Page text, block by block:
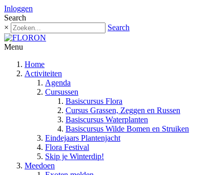
Inloggen
Search
×
Search
Menu
Home
Activiteiten
Agenda
Cursussen
Basiscursus Flora
Cursus Grassen, Zeggen en Russen
Basiscursus Waterplanten
Basiscursus Wilde Bomen en Struiken
Eindejaars Plantenjacht
Flora Festival
Skip je Winterdip!
Meedoen